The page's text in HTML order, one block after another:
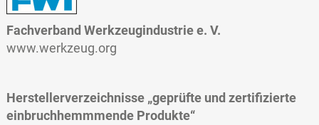
Fachverband Werkzeugindustrie e. V.
www.werkzeug.org
Herstellerverzeichnisse „geprüfte und zertifizierte
einbruchhemmmende Produkte“